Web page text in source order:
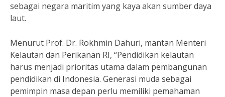
sebagai negara maritim yang kaya akan sumber daya
laut.
Menurut Prof. Dr. Rokhmin Dahuri, mantan Menteri
Kelautan dan Perikanan RI, “Pendidikan kelautan
harus menjadi prioritas utama dalam pembangunan
pendidikan di Indonesia. Generasi muda sebagai
pemimpin masa depan perlu memiliki pemahaman